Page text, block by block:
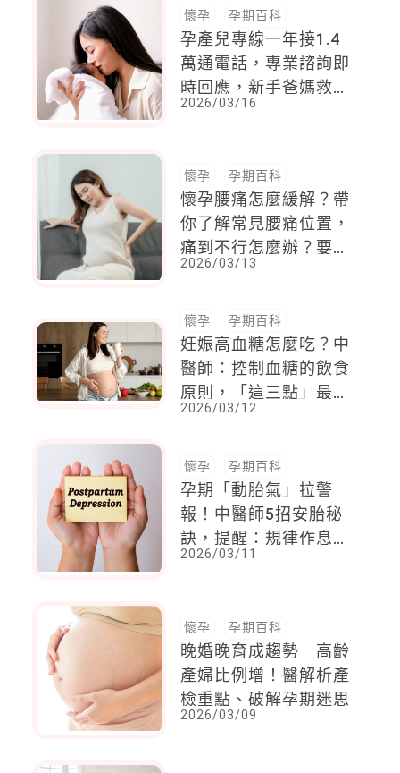
懷孕 孕期百科
孕產兒專線一年接1.4
萬通電話，專業諮詢即
時回應，新手爸媽救
星！
2026/03/16
懷孕 孕期百科
懷孕腰痛怎麼緩解？帶
你了解常見腰痛位置，
痛到不行怎麼辦？要看
醫生嗎？
2026/03/13
懷孕 孕期百科
妊娠高血糖怎麼吃？中
醫師：控制血糖的飲食
原則，「這三點」最重
要，穩定血糖又顧寶寶
2026/03/12
懷孕 孕期百科
孕期「動胎氣」拉警
報！中醫師5招安胎秘
訣，提醒：規律作息
+溫和飲食，讓媽媽安
2026/03/11
懷孕 孕期百科
晚婚晚育成趨勢 高齡
產婦比例增！醫解析產
檢重點、破解孕期迷思
2026/03/09